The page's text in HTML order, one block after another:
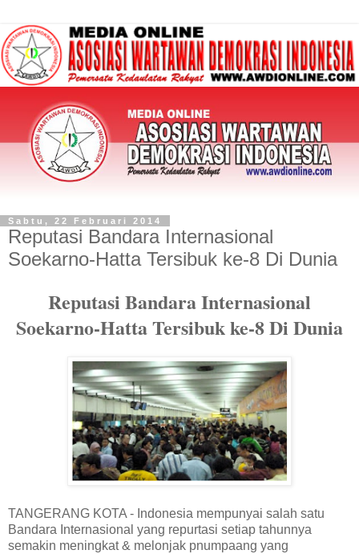
Sabtu, 22 Februari 2014
Reputasi Bandara Internasional
Soekarno-Hatta Tersibuk ke-8 Di Dunia
Reputasi Bandara Internasional
Soekarno-Hatta Tersibuk ke-8 Di Dunia
TANGERANG KOTA - Indonesia mempunyai salah satu
Bandara Internasional yang repurtasi setiap tahunnya
semakin meningkat & melonjak pnumpaang yang